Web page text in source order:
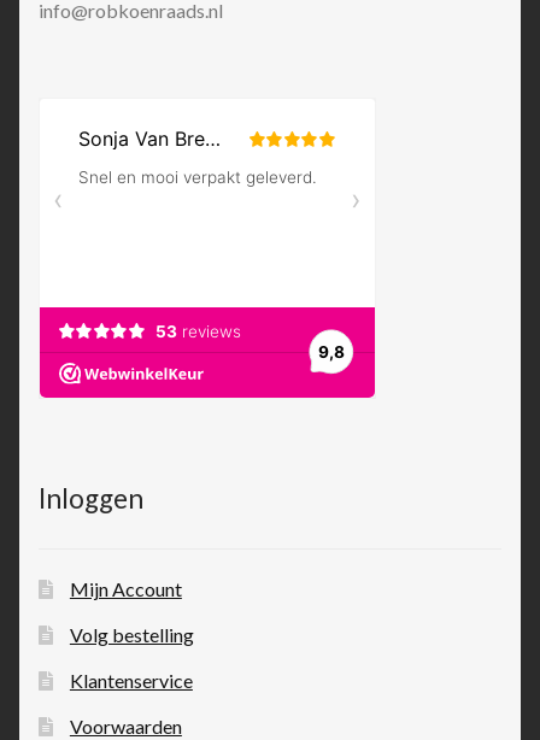
info@robkoenraads.nl
Inloggen
Mijn Account
Volg bestelling
Klantenservice
Voorwaarden